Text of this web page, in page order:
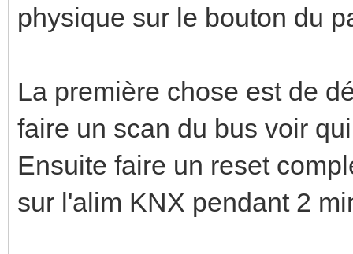
physique sur le bouton du
La première chose est de
faire un scan du bus voir
Ensuite faire un reset
sur l'alim KNX pendant 2